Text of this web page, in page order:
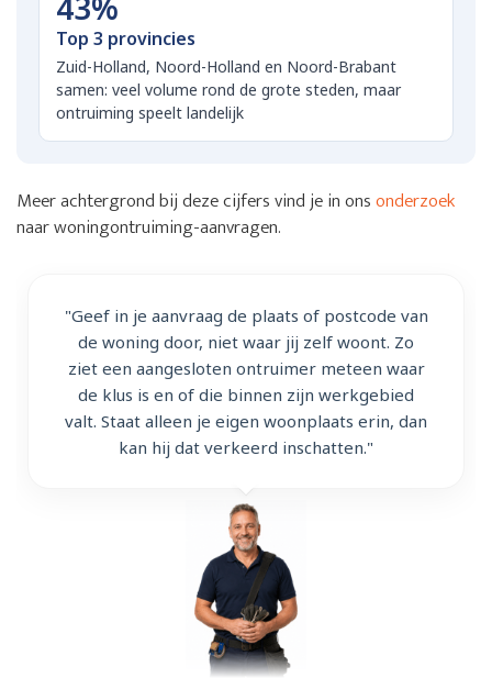
Top 3 provincies
Zuid-Holland, Noord-Holland en Noord-Brabant
samen: veel volume rond de grote steden, maar
ontruiming speelt landelijk
Meer achtergrond bij deze cijfers vind je in onsonderzoek
naar woningontruiming-aanvragen.
"Geef in je aanvraag de plaats of postcode van
de woning door, niet waar jij zelf woont. Zo
ziet een aangesloten ontruimer meteen waar
de klus is en of die binnen zijn werkgebied
valt. Staat alleen je eigen woonplaats erin, dan
kan hij dat verkeerd inschatten."